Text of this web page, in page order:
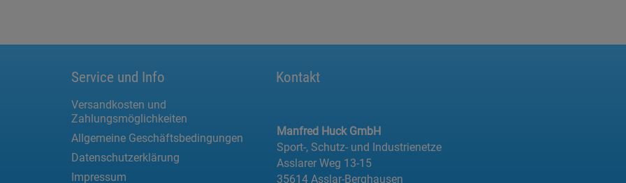
Service und Info
Versandkosten und
Zahlungsmöglichkeiten
Allgemeine Geschäftsbedingungen
Datenschutzerklärung
Impressum
Kontakt
Manfred Huck GmbH
Sport-, Schutz- und Industrienetze
Asslarer Weg 13-15
35614 Asslar-Berghausen